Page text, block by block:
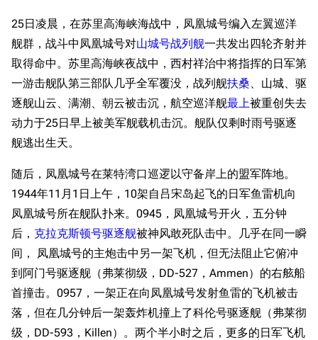
25日凌晨，在苏里高海峡海战中，凤凰城号编入左翼巡洋
舰群，战斗中凤凰城号对山城号战列舰一共发出四轮齐射并
取得命中。苏里高海峡夜战中，西村祥治中将指挥的日军第
一游击舰队第三部队几乎全军覆没，战列舰扶桑、山城、驱
逐舰山云、满潮、朝云被击沉，航空巡洋舰最上被重创失去
动力于25日早上被美军舰载机击沉。舰队仅剩时雨号驱逐
舰逃出生天。
随后，凤凰城号在莱特湾口巡逻以守备岸上的盟军阵地。
1944年11月1日上午，10架自吕宋岛起飞的日军鱼雷机向
凤凰城号所在舰队扑来。0945，凤凰城号开火，五分钟
后， 克拉克斯顿号驱逐舰被神风敢死队击中。几乎在同一瞬
间， 凤凰城号的主炮击中另一架飞机，但无法阻止它俯冲
到阿门号驱逐舰（弗莱彻级，DD-527，Ammen）的右舷船
首撞击。0957，一架正在向凤凰城号发射鱼雷的飞机被击
落，但在几分钟后一架轰炸机撞上了科伦号驱逐舰（弗莱彻
级，DD-593，Killen）。两个半小时之后，更多的日军飞机